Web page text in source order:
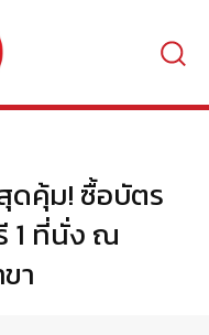
ดคุ้ม! ซื้อบัตร
1 ที่นั่ง ณ
า